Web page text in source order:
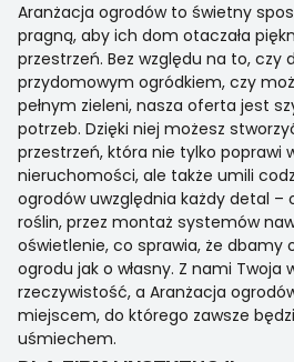
Aranżacja ogrodów to świetny
pragną, aby ich dom otaczała
przestrzeń. Bez względu na to, czy
przydomowym ogródkiem, czy
pełnym zieleni, nasza oferta jest
potrzeb. Dzięki niej możesz
przestrzeń, która nie tylko poprawi
nieruchomości, ale także umili
ogrodów uwzględnia każdy detal –
roślin, przez montaż systemów
oświetlenie, co sprawia, że dbamy
ogrodu jak o własny. Z nami Twoja
rzeczywistość, a Aranżacja
miejscem, do którego zawsze
uśmiechem.